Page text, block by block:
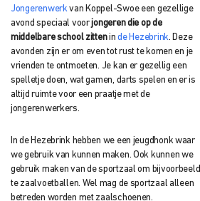
Jongerenwerk van Koppel-Swoe een gezellige
avond speciaal voorjongeren die op de
middelbare school zitteninde Hezebrink . Deze
avonden zijn er om even tot rust te komen en je
vrienden te ontmoeten. Je kan er gezellig een
spelletje doen, wat gamen, darts spelen en er is
altijd ruimte voor een praatje met de
jongerenwerkers.
In de Hezebrink hebben we een jeugdhonk waar
we gebruik van kunnen maken. Ook kunnen we
gebruik maken van de sportzaal om bijvoorbeeld
te zaalvoetballen. Wel mag de sportzaal alleen
betreden worden met zaalschoenen.